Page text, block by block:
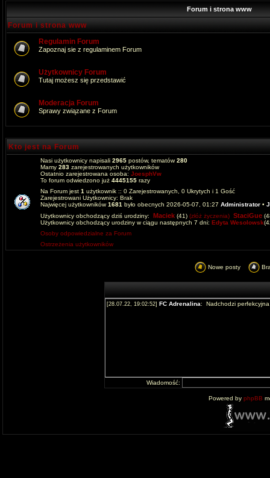
Forum i strona www
Forum i strona www
Regulamin Forum
Zapoznaj sie z regulaminem Forum
Użytkownicy Forum
Tutaj możesz się przedstawić
Moderacja Forum
Sprawy związane z Forum
Kto jest na Forum
Nasi użytkownicy napisali 2965 postów, tematów280
Mamy 283 zarejestrowanych użytkowników
Ostatnio zarejestrowana osoba: JoesphVw
To forum odwiedzono już 4445155 razy
Na Forum jest 1 użytkownik :: 0 Zarejestrowanych, 0 Ukrytych i 1 Gość
Zarejestrowani Użytkownicy: Brak
Najwięcej użytkowników1681 było obecnych 2026-05-07, 01:27 Administrator •
Użytkownicy obchodzący dziś urodziny: Maciek (41) (złóż życzenia) StaciGue
Użytkownicy obchodzący urodziny w ciągu następnych 7 dni: Edyta Wesolowsk
Osoby odpowiedzialne za Forum
Ostrzeżenia użytkowników
Nowe posty
Wiadomość:
Powered by phpBB